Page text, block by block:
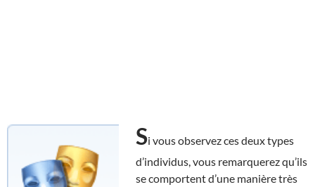
Si vous observez ces deux types
d’individus, vous remarquerez qu’ils
se comportent d’une manière très